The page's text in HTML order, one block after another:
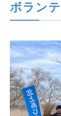
ボラン